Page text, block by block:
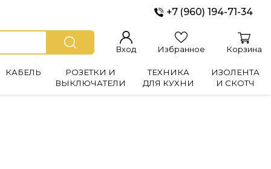
+7 (960) 194-71-34
Вход Избранное Корзина
КАБЕЛЬ
РОЗЕТКИ И
ВЫКЛЮЧАТЕЛИ
ТЕХНИКА
ДЛЯ КУХНИ
ИЗОЛЕНТА
И СКОТЧ